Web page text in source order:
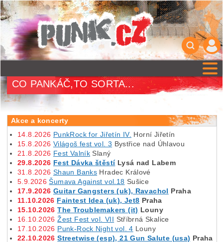
CO PANKÁČ,TO SORTA...
Akce a koncerty
14.8.2026 PunkRock for Jiřetín IV. Horní Jiřetín
15.8.2026 Világoš fest vol. 3 Bystřice nad Úhlavou
21.8.2026 Fest Valník Slaný
29.8.2026 Fest Dávka štěstíLysá nad Labem
31.8.2026 Shaun Banks Hradec Králové
5.9.2026 Šumava Against vol.18 Sušice
17.9.2026 Guitar Gangsters (uk), Ravachol Praha
11.10.2026 Faintest Idea (uk), Jet8 Praha
15.10.2026 The Troublemakers (it) Louny
16.10.2026 Žest Fest vol. VII Stříbrná Skalice
17.10.2026 Punk-Rock Night vol. 4 Louny
22.10.2026 Streetwise (esp), 21 Gun Salute (usa) Praha